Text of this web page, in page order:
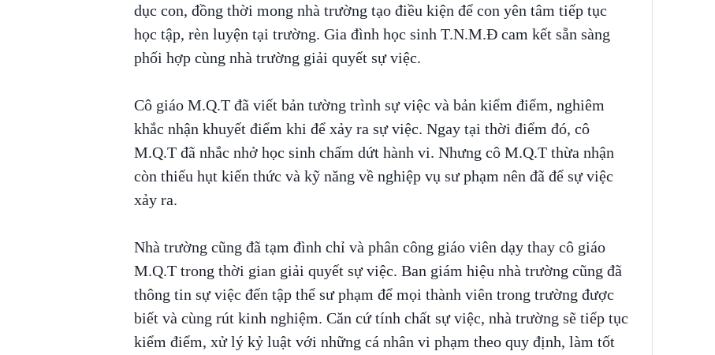
dục con, đồng thời mong nhà trường tạo điều kiện để con yên tâm tiếp tục
học tập, rèn luyện tại trường. Gia đình học sinh T.N.M.Đ cam kết sẵn sàng
phối hợp cùng nhà trường giải quyết sự việc.
Cô giáo M.Q.T đã viết bản tường trình sự việc và bản kiểm điểm, nghiêm
khắc nhận khuyết điểm khi để xảy ra sự việc. Ngay tại thời điểm đó, cô
M.Q.T đã nhắc nhở học sinh chấm dứt hành vi. Nhưng cô M.Q.T thừa nhận
còn thiếu hụt kiến thức và kỹ năng về nghiệp vụ sư phạm nên đã để sự việc
xảy ra.
Nhà trường cũng đã tạm đình chỉ và phân công giáo viên dạy thay cô giáo
M.Q.T trong thời gian giải quyết sự việc. Ban giám hiệu nhà trường cũng đã
thông tin sự việc đến tập thể sư phạm để mọi thành viên trong trường được
biết và cùng rút kinh nghiệm. Căn cứ tính chất sự việc, nhà trường sẽ tiếp tục
kiểm điểm, xử lý kỷ luật với những cá nhân vi phạm theo quy định, làm tốt